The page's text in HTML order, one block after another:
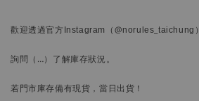
歡迎透過官方Instagram （@norules_taichung）
詢問 （…） 了解庫存狀況。
若門市庫存備有現貨，當日出貨！